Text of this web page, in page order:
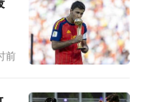
高的外援就有一
员！现在呢？小
前